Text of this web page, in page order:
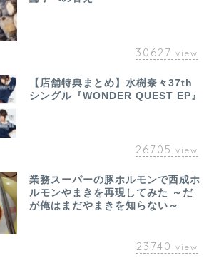
30627 view
【店舗特典まとめ】水樹奈々37th
シングル『WONDER QUEST EP』
26705 view
業務スーパーの豚ホルモンで西成ホ
ルモンやまきを再現してみた ～だ
が俺はまだやまきを知らない～
23740 view